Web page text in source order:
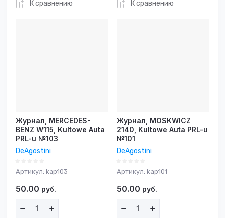
К сравнению К сравнению
Журнал, MERCEDES-
BENZ W115, Kultowe Auta
PRL-u №103
DeAgostini
Артикул: kap103
50.00 руб.
Журнал, MOSKWICZ
2140, Kultowe Auta PRL-u
№101
DeAgostini
Артикул: kap101
50.00 руб.